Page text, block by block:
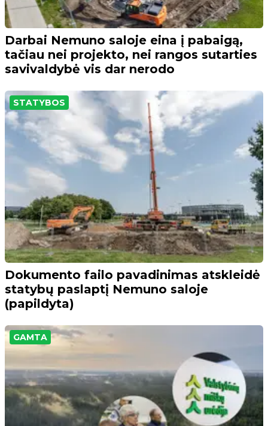
Darbai Nemuno saloje eina į pabaigą,
tačiau nei projekto, nei rangos sutarties
savivaldybė vis dar nerodo
STATYBOS
Dokumento failo pavadinimas atskleidė
statybų paslaptį Nemuno saloje
(papildyta)
GAMTA